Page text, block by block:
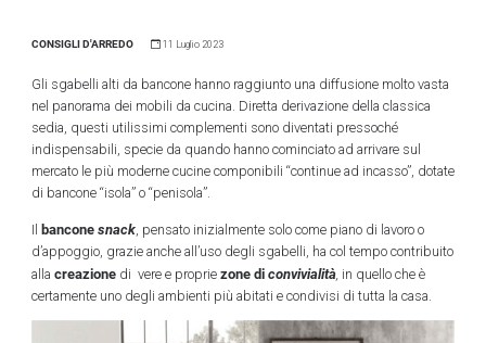
CONSIGLI D'ARREDO 11 Luglio 2023
Gli sgabelli alti da bancone hanno raggiunto una diffusione molto vasta
nel panorama dei mobili da cucina. Diretta derivazione della classica
sedia, questi utilissimi complementi sono diventati pressoché
indispensabili, specie da quando hanno cominciato ad arrivare sul
mercato le più moderne cucine componibili “continue ad incasso”, dotate
di bancone “isola” o “penisola”.
Il banconesnack, pensato inizialmente solo come piano di lavoro o
d’appoggio, grazie anche all’uso degli sgabelli, ha col tempo contribuito
alla creazionedi vere e proprie zone diconvivialità, in quello che è
certamente uno degli ambienti più abitati e condivisi di tutta la casa.